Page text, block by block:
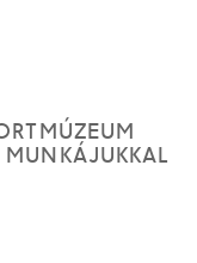
MUNKÁJUKKAL